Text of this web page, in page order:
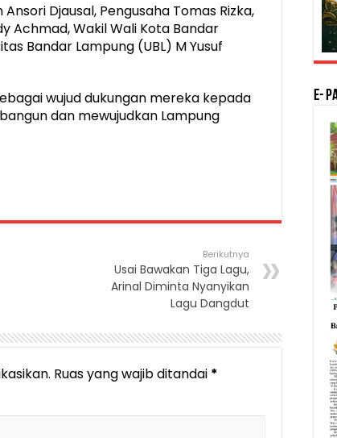
Djausal, Pengusaha Tomas Rizka,
Achmad, Wakil Wali Kota Bandar
Bandar Lampung (UBL) M Yusuf
wujud dukungan mereka kepada
dan mewujudkan Lampung
Berikutnya
Usai Bawakan Tiga Lagu,
Arinal Diminta Nyanyikan
Lagu Dangdut
Ruas yang wajib ditandai *
E-